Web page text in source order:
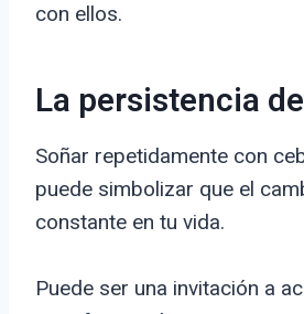
con ellos.
La persistencia
Soñar repetidamente con
puede simbolizar que el
constante en tu vida.
Puede ser una invitación a